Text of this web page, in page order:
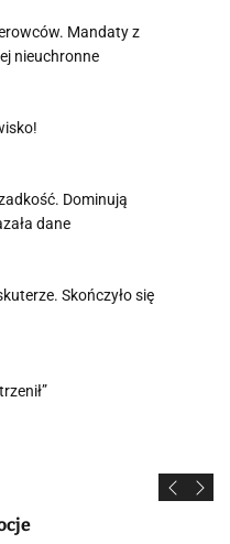
Mandaty z
nieuchronne
Dominują
dane
Skończyło się